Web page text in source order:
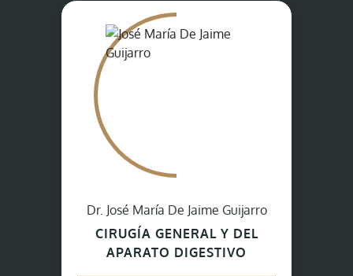
Dr. José María De Jaime Guijarro
CIRUGÍA GENERAL Y DEL
APARATO DIGESTIVO